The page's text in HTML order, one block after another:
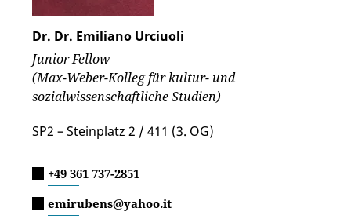
Dr. Dr. Emiliano Urciuoli
Junior Fellow
(Max-Weber-Kolleg für kultur- und
sozialwissenschaftliche Studien)
SP2 – Steinplatz 2 / 411 (3. OG)
+49 361 737-2851
emirubens@yahoo.it